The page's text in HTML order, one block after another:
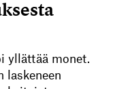
yllättää monet.
laskeneen